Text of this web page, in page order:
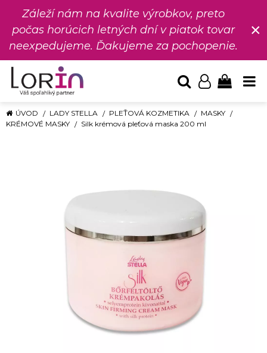
Záleží nám na kvalite výrobkov, preto
počas horúcich letných dní v piatok tovar
neexpedujeme. Ďakujeme za pochopenie.
×
ÚVOD LADY STELLA PLEŤOVÁ KOZMETIKA
MASKY
KRÉMOVÉ MASKY
Silk krémová pleťová maska 200 ml